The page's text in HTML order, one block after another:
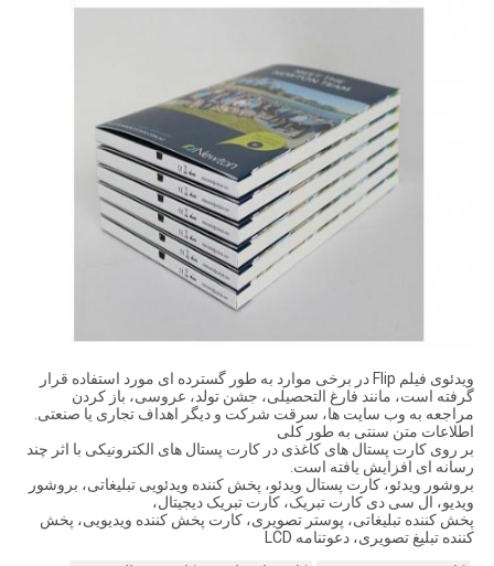
ویدئوی فیلم Flip در برخی موارد به طور گسترده ای مورد استفاده قرار
گرفته است، مانند فارغ التحصیلی، جشن تولد، عروسی، باز کردن
مراجعه به وب سایت ها، سرقت شرکت و دیگر اهداف تجاری یا صنعتی.
اطلاعات متن سنتی به طور کلی
بر روی کارت پستال های کاغذی در کارت پستال های الکترونیکی با اثر چند
رسانه ای افزایش یافته است.
بروشور ویدئو، کارت پستال ویدئو، پخش کننده ویدئویی تبلیغاتی، بروشور
ویدیو، ال سی دی کارت تبریک، کارت تبریک دیجیتال،
پخش کننده تبلیغاتی، پوستر تصویری، کارت پخش کننده ویدیویی، پخش
کننده تبلیغ تصویری، دعوتنامه LCD